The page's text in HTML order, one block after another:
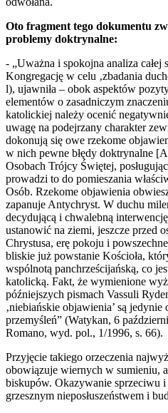
Oto fragment tego dokumentu
problemy doktrynalne:
- „Uważna i spokojna analiza całej
Kongregację w celu ‚zbadania
l), ujawniła – obok aspektów
elementów o zasadniczym
katolickiej należy ocenić
uwagę na podejrzany charakter
dokonują się owe rzekome
w nich pewne błędy doktrynalne
Osobach Trójcy Świętej,
prowadzi to do pomieszania
Osób. Rzekome objawienia
zapanuje Antychryst. W duchu
decydującą i chwalebną
ustanowić na ziemi, jeszcze przed
Chrystusa, erę pokoju i
bliskie już powstanie Kościoła,
wspólnotą panchrześcijańską, co
katolicką. Fakt, że wymienione
późniejszych pismach Vassuli
‚niebiańskie objawienia’ są
przemyśleń” (Watykan, 6
Romano, wyd. pol., 1/1996, s. 66).
Przyjęcie takiego orzeczenia
obowiązuje wiernych w sumieniu,
biskupów. Okazywanie sprzeciwu
grzesznym nieposłuszeństwem i